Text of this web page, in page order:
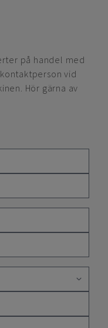
på handel med
vid
Hör gärna av